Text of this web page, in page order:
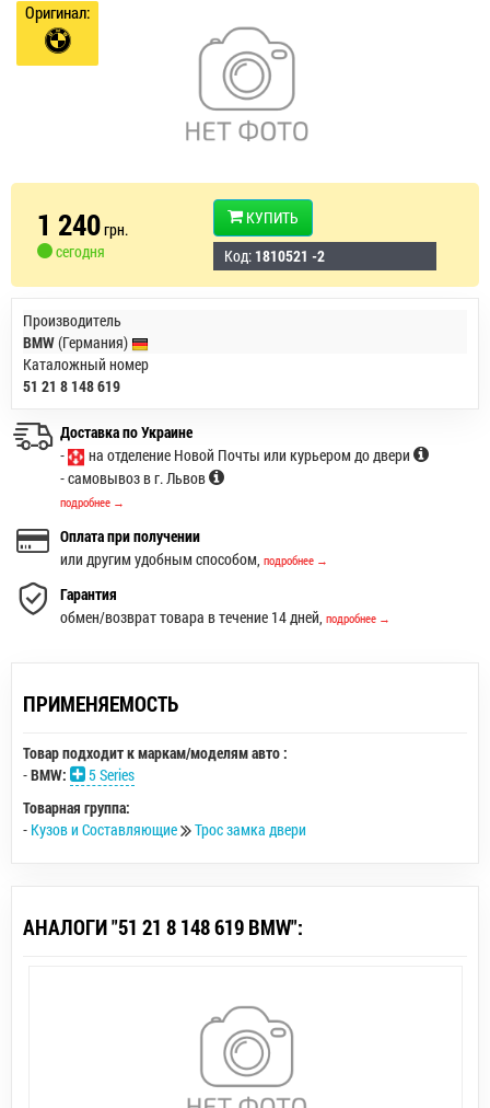
Оригинал:
1 240грн.
сегодня
КУПИТЬ
Код: 1810521 -2
Производитель
BMW(Германия)
Каталожный номер
51 21 8 148 619
Доставка по Украине
-
на отделение Новой Почты или курьером до двери
- самовывоз в г. Львов
подробнее →
Оплата при получении
или другим удобным способом, подробнее →
Гарантия
обмен/возврат товара в течение 14 дней, подробнее →
ПРИМЕНЯЕМОСТЬ
Товар подходит к маркам/моделям авто :
-BMW:
5 Series
Товарная группа:
- Кузов и Составляющие Трос замка двери
АНАЛОГИ "51 21 8 148 619 BMW":